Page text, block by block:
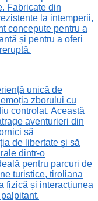
Fabricate din
la intemperii,
concepute pentru a
și pentru a oferi
unică de
zborului cu
controlat. Această
aventurieri din
să
de libertate și să
dintr-o
pentru parcuri de
turistice, tiroliana
fizică și interacțiunea